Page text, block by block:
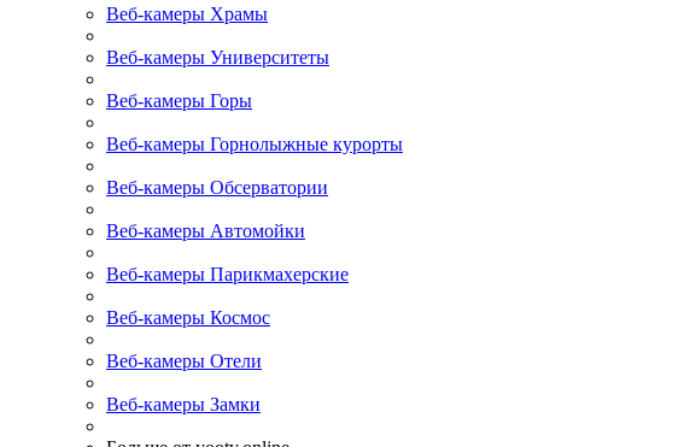
Веб-камеры Храмы
Веб-камеры Университеты
Веб-камеры Горы
Веб-камеры Горнолыжные курорты
Веб-камеры Обсерватории
Веб-камеры Автомойки
Веб-камеры Парикмахерские
Веб-камеры Космос
Веб-камеры Отели
Веб-камеры Замки